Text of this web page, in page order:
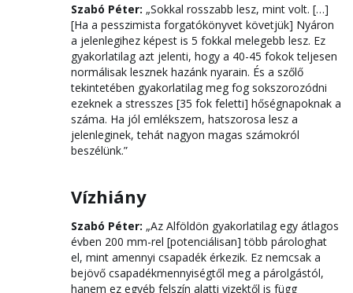
Szabó Péter: „Sokkal rosszabb lesz, mint volt. […]
[Ha a pesszimista forgatókönyvet követjük] Nyáron
a jelenlegihez képest is 5 fokkal melegebb lesz. Ez
gyakorlatilag azt jelenti, hogy a 40-45 fokok teljesen
normálisak lesznek hazánk nyarain. És a szőlő
tekintetében gyakorlatilag meg fog sokszorozódni
ezeknek a stresszes [35 fok feletti] hőségnapoknak a
száma. Ha jól emlékszem, hatszorosa lesz a
jelenleginek, tehát nagyon magas számokról
beszélünk.”
Vízhiány
Szabó Péter: „Az Alföldön gyakorlatilag egy átlagos
évben 200 mm-rel [potenciálisan] több párologhat
el, mint amennyi csapadék érkezik. Ez nemcsak a
bejövő csapadékmennyiségtől meg a párolgástól,
hanem ez egyéb felszín alatti vizektől is függ